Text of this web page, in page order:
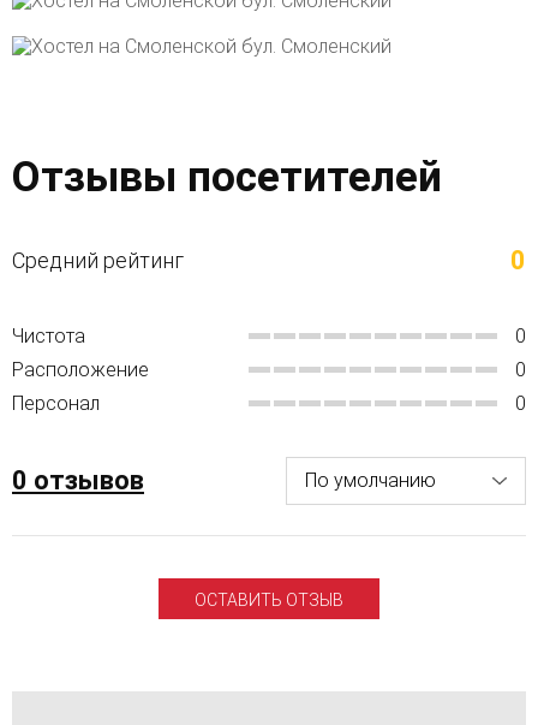
Отзывы посетителей
Средний рейтинг 0
Чистота
0
Расположение
0
Персонал
0
0 отзывов
ОСТАВИТЬ ОТЗЫВ